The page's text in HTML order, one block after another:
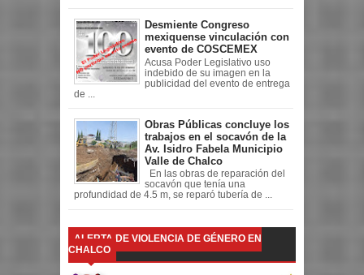
Desmiente Congreso
mexiquense vinculación con
evento de COSCEMEX
Acusa Poder Legislativo uso
indebido de su imagen en la
publicidad del evento de entrega
de ...
Obras Públicas concluye los
trabajos en el socavón de la
Av. Isidro Fabela Municipio
Valle de Chalco
En las obras de reparación del
socavón que tenía una
profundidad de 4.5 m, se reparó tubería de ...
ALERTA DE VIOLENCIA DE GÉNERO EN
CHALCO